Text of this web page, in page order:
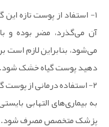
۱- استفاد از پوست تازه
آن می‌گذرد، مضر بوده و
می‌شود، بنابراین لازم است
دهید پوست گیاه خشک شود.
۲- استفاده درمانی از پوست
به بیماری‌های التهابی
پزشک متخصص مصرف شود.